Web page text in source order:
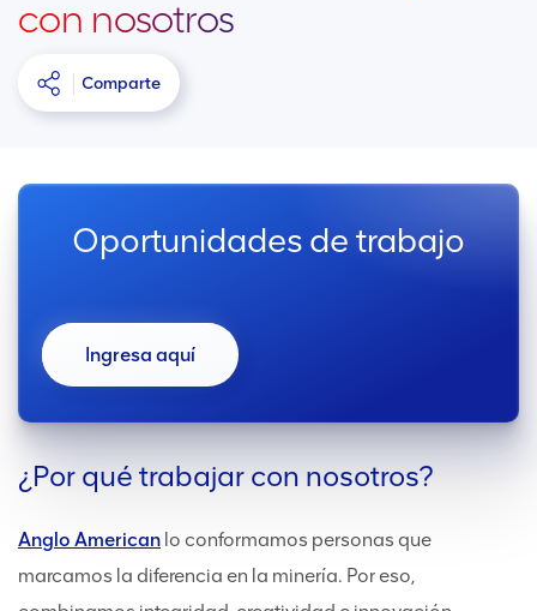
con nosotros
Comparte
Oportunidades de trabajo
Ingresa aquí
¿Por qué trabajar con nosotros?
Anglo American lo conformamos personas que
marcamos la diferencia en la minería. Por eso,